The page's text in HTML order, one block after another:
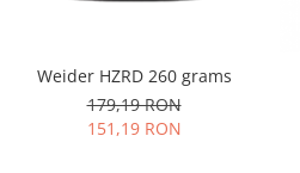
Weider HZRD 260 grams
179,19 RON
151,19 RON